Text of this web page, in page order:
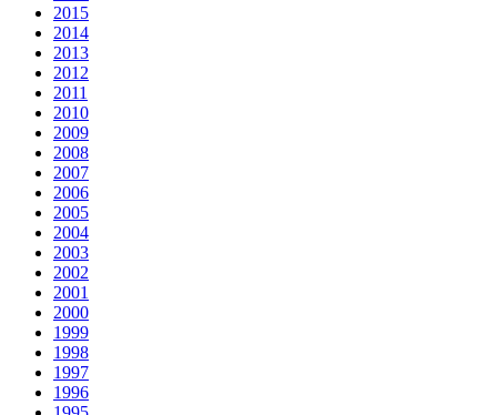
2015
2014
2013
2012
2011
2010
2009
2008
2007
2006
2005
2004
2003
2002
2001
2000
1999
1998
1997
1996